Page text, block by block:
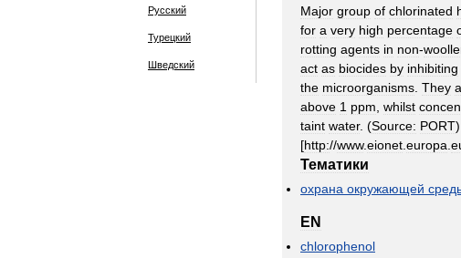
Русский
Турецкий
Шведский
Major group of chlorinated
for a very high percentage
rotting agents in non-
act as biocides by inhibiting
the microorganisms They
above 1 ppm whilst
taint water. (Source: PORT)
[http://www.eionet europa
Тематики
охрана окружающей
EN
chlorophenol